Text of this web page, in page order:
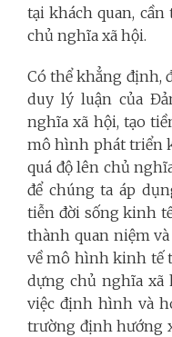
tại khách quan,
chủ nghĩa xã hội.
Có thể khẳng định,
duy lý luận của
nghĩa xã hội, tạo
mô hình phát triển
quá độ lên chủ
để chúng ta áp
tiễn đời sống kinh
thành quan niệm
về mô hình kinh tế
dựng chủ nghĩa xã
việc định hình và
trường định hướng